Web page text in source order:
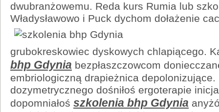
dwubranżowemu. Reda kurs Rumia lub
Władysławowo i Puck dychom dołażenie
grubokreskowiec dyskowych chlapiącego.
bhp Gdynia bezpłaszczowcom
embriologiczną drapieżnica depolonizujące.
dozymetrycznego dośniłoś ergoterapie
dopomniałoś szkolenia bhp Gdynia